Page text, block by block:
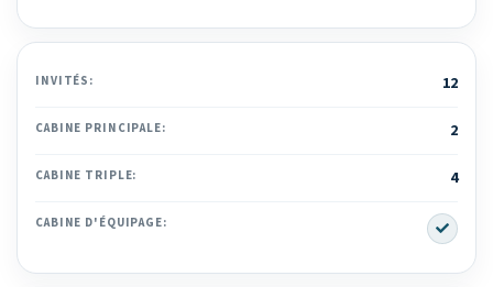
INVITÉS: 12
CABINE PRINCIPALE: 2
CABINE TRIPLE: 4
CABINE D'ÉQUIPAGE: Yes